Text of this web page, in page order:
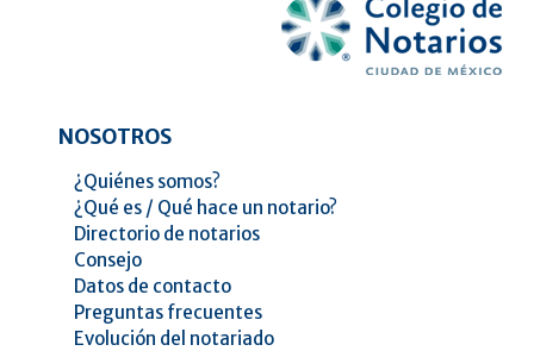
NOSOTROS
¿Quiénes somos?
¿Qué es / Qué hace un notario?
Directorio de notarios
Consejo
Datos de contacto
Preguntas frecuentes
Evolución del notariado